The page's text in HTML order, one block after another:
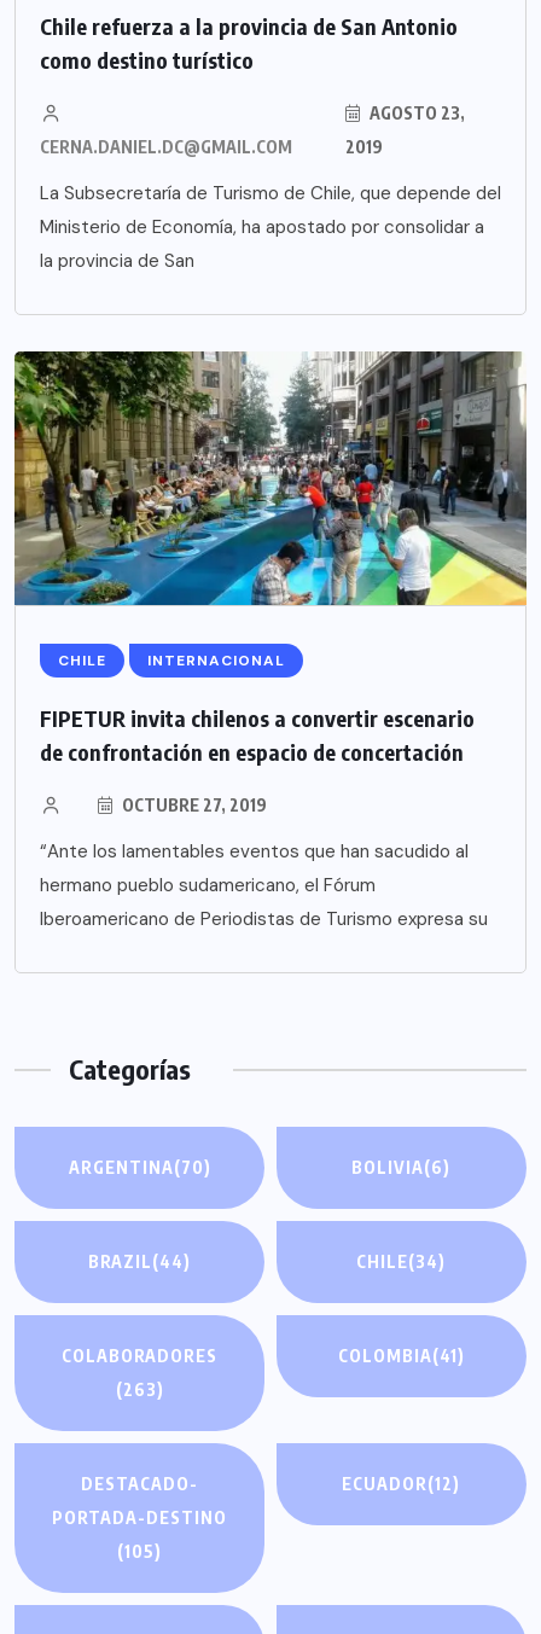
Chile refuerza a la provincia de San Antonio
como destino turístico
CERNA.DANIEL.DC@GMAIL.COM
AGOSTO 23,
2019
La Subsecretaría de Turismo de Chile, que depende del
Ministerio de Economía, ha apostado por consolidar a
la provincia de San
CHILE INTERNACIONAL
FIPETUR invita chilenos a convertir escenario
de confrontación en espacio de concertación
OCTUBRE 27, 2019
“Ante los lamentables eventos que han sacudido al
hermano pueblo sudamericano, el Fórum
Iberoamericano de Periodistas de Turismo expresa su
Categorías
ARGENTINA(70) BOLIVIA(6)
BRAZIL(44) CHILE(34)
COLABORADORES
(263)
COLOMBIA(41)
DESTACADO-
PORTADA-DESTINO
(105)
ECUADOR(12)